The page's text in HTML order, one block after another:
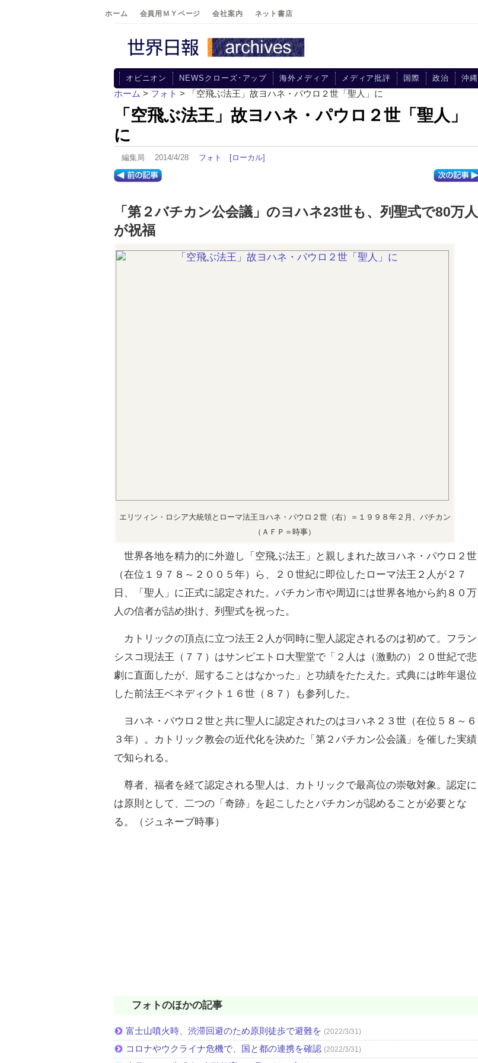
ホーム 会員用ＭＹページ 会社案内 ネット書店
オピニオン NEWSクローズ･アップ 海外メディア メディア批評 国際 政治 沖縄
ホーム > フォト > 「空飛ぶ法王」故ヨハネ・パウロ２世「聖人」に
「空飛ぶ法王」故ヨハネ・パウロ２世「聖人」
に
編集局 2014/4/28 フォト [ローカル]
「第２バチカン公会議」のヨハネ23世も、列聖式で80万人
が祝福
エリツィン・ロシア大統領とローマ法王ヨハネ・パウロ２世（右）＝１９９８年２月、バチカン
（ＡＦＰ＝時事）
世界各地を精力的に外遊し「空飛ぶ法王」と親しまれた故ヨハネ・パウロ２世
（在位１９７８～２００５年）ら、２０世紀に即位したローマ法王２人が２７
日、「聖人」に正式に認定された。バチカン市や周辺には世界各地から約８０万
人の信者が詰め掛け、列聖式を祝った。
カトリックの頂点に立つ法王２人が同時に聖人認定されるのは初めて。フラン
シスコ現法王（７７）はサンピエトロ大聖堂で「２人は（激動の）２０世紀で悲
劇に直面したが、屈することはなかった」と功績をたたえた。式典には昨年退位
した前法王ベネディクト１６世（８７）も参列した。
ヨハネ・パウロ２世と共に聖人に認定されたのはヨハネ２３世（在位５８～６
３年）。カトリック教会の近代化を決めた「第２バチカン公会議」を催した実績
で知られる。
尊者、福者を経て認定される聖人は、カトリックで最高位の崇敬対象。認定に
は原則として、二つの「奇跡」を起こしたとバチカンが認めることが必要とな
る。（ジュネーブ時事）
フォトのほかの記事
富士山噴火時、渋滞回避のため原則徒歩で避難を (2022/3/31)
コロナやウクライナ危機で、国と都の連携を確認 (2022/3/31)